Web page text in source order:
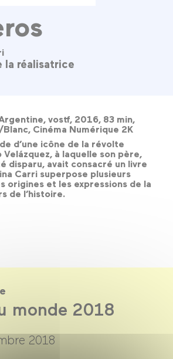
la réalisatrice
vostf, 2016, 83 min,
Cinéma Numérique 2K
d’une icône de la révolte
à laquelle son père,
disparu, avait consacré un livre
Carri superpose plusieurs
origines et les expressions de la
de l’histoire.
monde 2018
2018